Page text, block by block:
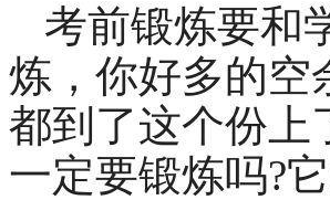
考前锻炼要和
炼，你好多的空
都到了这个份上
一定要锻炼吗?